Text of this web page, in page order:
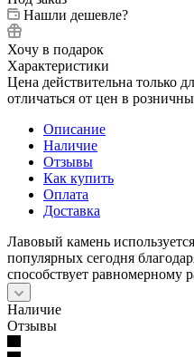
Нашли дешевле?
Хочу в подарок
Характеристики
Цена действительна только
отличаться от цен в
Описание
Наличие
Отзывы
Как купить
Оплата
Доставка
Лавовый камень
популярных сегодня
способствует равномерному
Наличие
Отзывы